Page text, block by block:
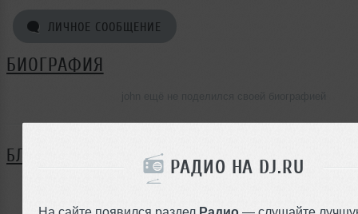
РАДИО НА DJ.RU
На сайте появился раздел Радио — слушайте
ЛИЧНОЕ СООБЩЕНИЕ
БИОГРАФИЯ
БЛОГ